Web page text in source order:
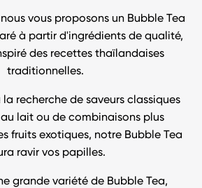
vous proposons un Bubble Tea
à partir d'ingrédients de qualité,
des recettes thaïlandaises
traditionnelles.
la recherche de saveurs classiques
lait ou de combinaisons plus
fruits exotiques, notre Bubble Tea
ravir vos papilles.
grande variété de Bubble Tea,